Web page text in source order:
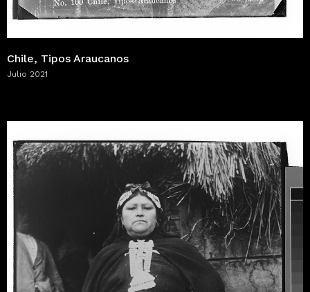
Chile, Tipos Araucanos
Julio 2021